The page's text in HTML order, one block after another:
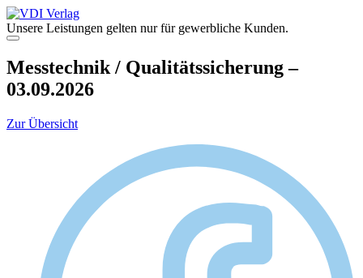
Zum
Inhalt
springen
Unsere Leistungen gelten nur für gewerbliche Kunden.
Menü
Messtechnik / Qualitätssicherung –
03.09.2026
Zur Übersicht